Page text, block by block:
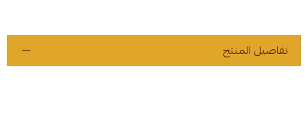
تفاصيل المنتج